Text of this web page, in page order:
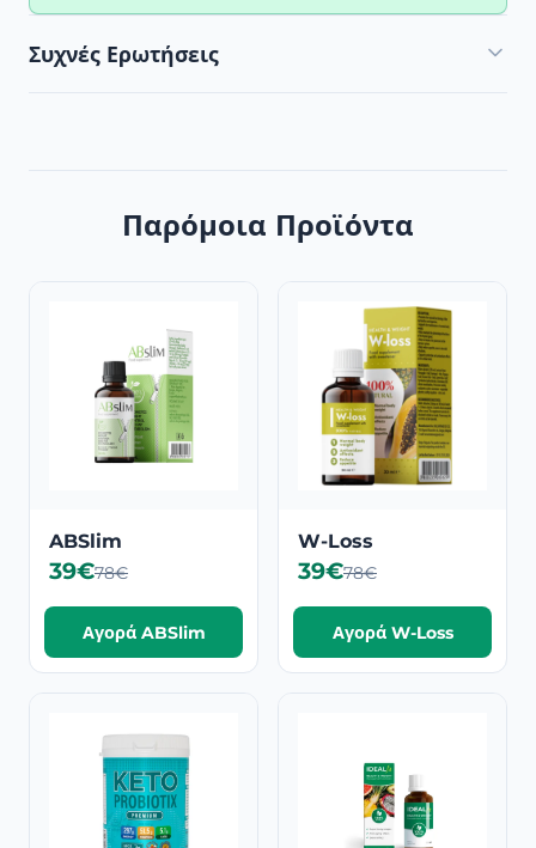
Συχνές Ερωτήσεις
Παρόμοια Προϊόντα
ABSlim
39€78€
Αγορά ABSlim
W-Loss
39€78€
Αγορά W-Loss